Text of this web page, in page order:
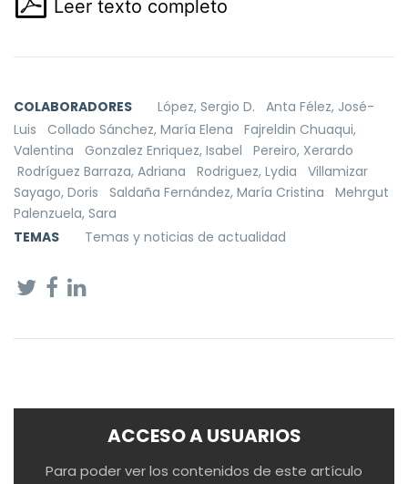
Leer texto completo
COLABORADORES López, Sergio D.
Anta Félez, José-
Luis
Collado Sánchez, María Elena
Fajreldin Chuaqui,
Valentina
Gonzalez Enriquez, Isabel
Pereiro, Xerardo
Rodríguez Barraza, Adriana
Rodriguez, Lydia
Villamizar
Sayago, Doris
Saldaña Fernández, María Cristina
Mehrgut
Palenzuela, Sara
TEMAS
Temas y noticias de actualidad
ACCESO A USUARIOS
Para poder ver los contenidos de este artículo